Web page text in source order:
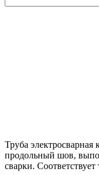
Труба
продольный шов,
сварки.